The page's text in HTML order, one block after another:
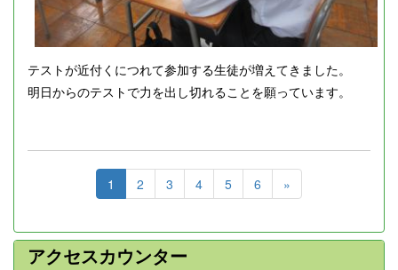
テストが近付くにつれて参加する生徒が増えてきました。
明日からのテストで力を出し切れることを願っています。
1 2 3 4 5 6 »
アクセスカウンター